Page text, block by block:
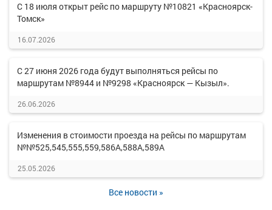
С 18 июля открыт рейс по маршруту №10821 «Красноярск-
Томск»
16.07.2026
С 27 июня 2026 года будут выполняться рейсы по
маршрутам №8944 и №9298 «Красноярск — Кызыл».
26.06.2026
Изменения в стоимости проезда на рейсы по маршрутам
№№525,545,555,559,586А,588А,589А
25.05.2026
Все новости »